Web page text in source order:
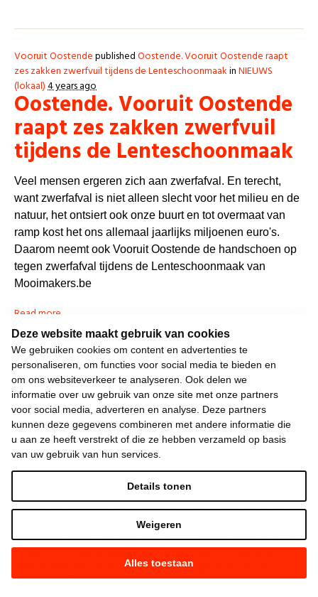
Deze website maakt gebruik van cookies
We gebruiken cookies om content en advertenties te
personaliseren, om functies voor social media te bieden en
om ons websiteverkeer te analyseren. Ook delen we
informatie over uw gebruik van onze site met onze partners
voor social media, adverteren en analyse. Deze partners
kunnen deze gegevens combineren met andere informatie die
u aan ze heeft verstrekt of die ze hebben verzameld op basis
van uw gebruik van hun services.
Alles toestaan
Weigeren
Details tonen
Vooruit OostendepublishedOostende. Vooruit Oostende raapt
zes zakken zwerfvuil tijdens de LenteschoonmaakinNIEUWS
(lokaal)4 years ago
Oostende. Vooruit Oostende
raapt zes zakken zwerfvuil
tijdens de Lenteschoonmaak
Veel mensen ergeren zich aan zwerfafval. En terecht,
want zwerfafval is niet alleen slecht voor het milieu en de
natuur, het ontsiert ook onze buurt en tot overmaat van
ramp kost het ons allemaal jaarlijks miljoenen euro's.
Daarom neemt ook Vooruit Oostende de handschoen op
tegen zwerfafval tijdens de Lenteschoonmaak van
Mooimakers.be
Read more
Vooruit OostendepublishedOostende. Over ontharding en
omheiningeninNIEUWS (lokaal)4 years ago
Brief aan de Oostendenaar -
Over ontharding en
omheiningen
Groen en CD&V verschillende regelgeving en acties om meer te
ontharden en om omheiningen/afsluitingen regulier te maken. Eerst
over de bedoelingen. Het idee om in Oostende te werken aan meer
ontharding (tegen overstromingen en voor waterinsijpeling) en te
zorgen voor meer eenduidigheid in afsluitingen en meer groen is
eerbaar. Maar de manier waarop de dingen gebeuren zijn dat
helemaal niet.